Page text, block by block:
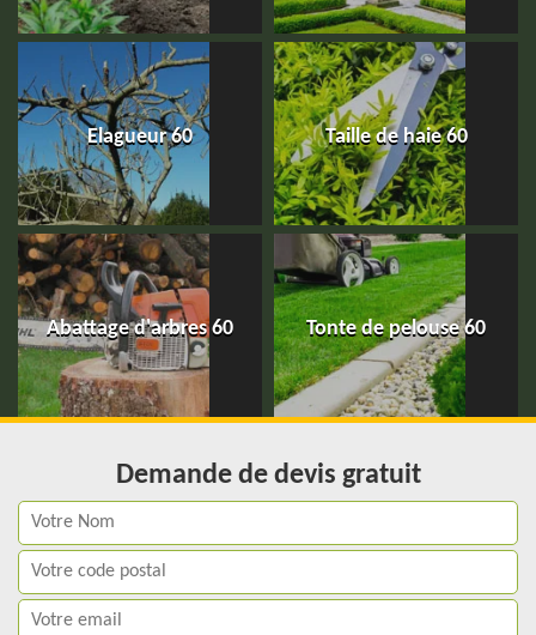
Elagueur 60 Taille de haie 60
Abattage d'arbres 60 Tonte de pelouse 60
Demande de devis gratuit